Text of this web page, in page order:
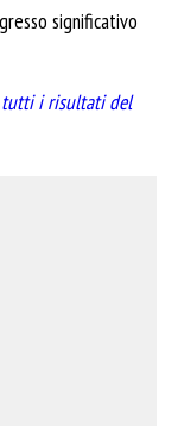
significativo
tutti i risultati del